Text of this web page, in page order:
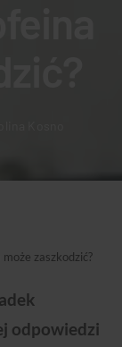
zaszkodzić?
odpowiedzi